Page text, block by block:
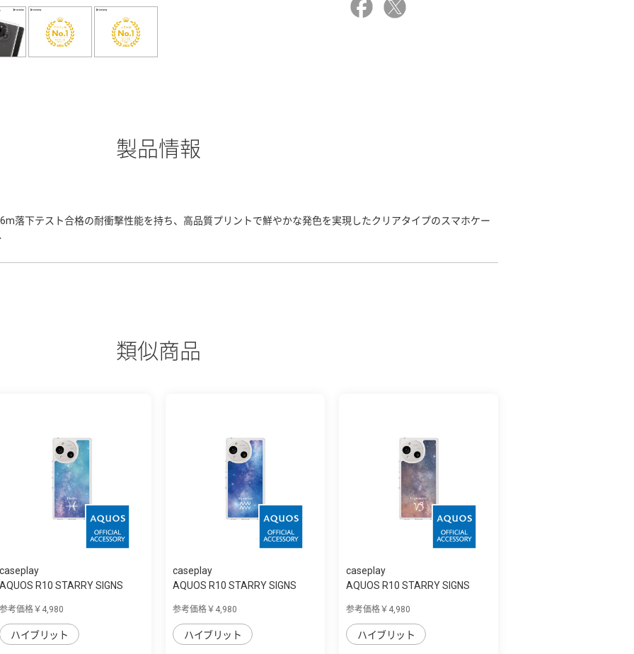
製品情報
落下テスト合格の耐衝撃性能を持ち、高品質プリントで鮮やかな発色を実現したクリアタイプのスマホケー
類似商品
caseplay
AQUOS R10 STARRY SIGNS
参考価格￥4,980
ハイブリット
caseplay
AQUOS R10 STARRY SIGNS
参考価格￥4,980
ハイブリット
caseplay
AQUOS R10 STARRY SIGNS
参考価格￥4,980
ハイブリット